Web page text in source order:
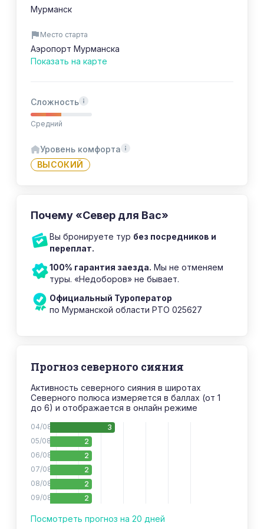
Мурманск
Место старта
Аэропорт Мурманска
Показать на карте
Сложность
Средний
Уровень комфорта
ВЫСОКИЙ
Почему «Север для Вас»
Вы бронируете тур без посредников и
переплат.
100% гарантия заезда. Мы не отменяем
туры. «Недоборов» не бывает.
Официальный Туроператор
по Мурманской области РТО 025627
Прогноз северного сияния
Активность северного сияния в широтах
Северного полюса измеряется в баллах (от 1
до 6) и отображается в онлайн режиме
04/08
3
05/08
2
06/08
2
07/08
2
08/08
2
09/08
2
Посмотреть прогноз на 20 дней